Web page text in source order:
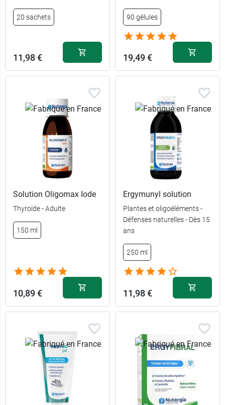
20 sachets
11,98 €
90 gélules
19,49 €
Solution Oligomax Iode
Thyroïde - Adulte
150 ml
10,89 €
Ergymunyl solution
Plantes et oligoéléments -
Défenses naturelles - Dès 15
ans
250 ml
11,98 €